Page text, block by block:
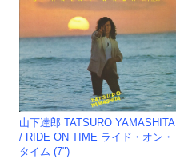
山下達郎 TATSURO YAMASHITA
/ RIDE ON TIME ライド・オン・
タイム (7")